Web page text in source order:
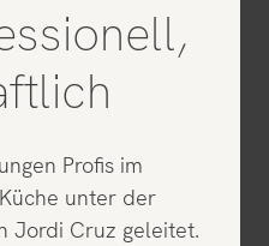
Profis im
unter der
Jordi Cruz geleitet.